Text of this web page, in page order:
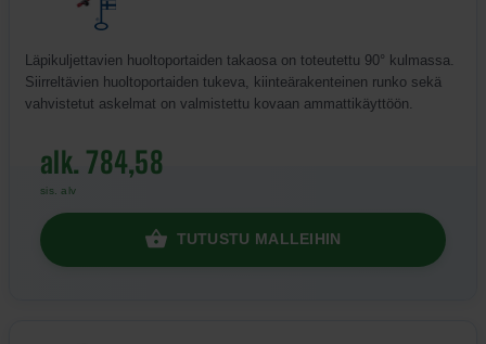
Läpikuljettavien huoltoportaiden takaosa on toteutettu 90° kulmassa.
Siirreltävien huoltoportaiden tukeva, kiinteärakenteinen runko sekä
vahvistetut askelmat on valmistettu kovaan ammattikäyttöön.
alk. 784,58
sis. alv
TUTUSTU MALLEIHIN